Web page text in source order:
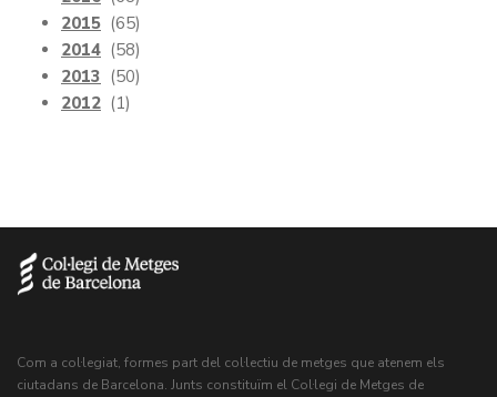
2015 (65)
2014 (58)
2013 (50)
2012 (1)
Com a col·legiat, formes part del col·lectiu de metges que atenem els
ciutadans de Barcelona. Junts constituïm el Col·legi de Metges de